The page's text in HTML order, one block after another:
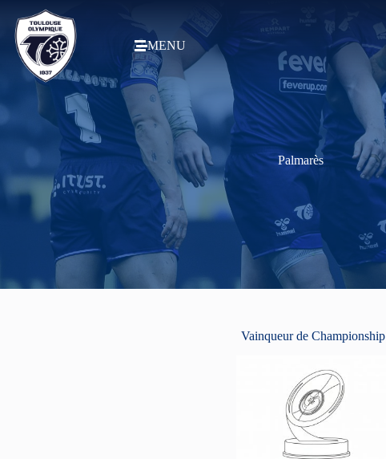
MENU
Palmarès
Vainqueur de Championship